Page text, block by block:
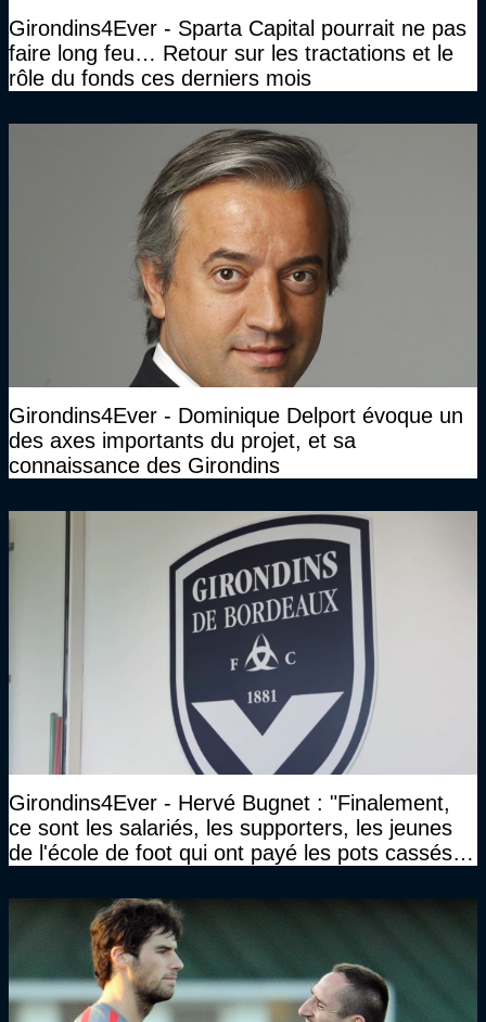
Girondins4Ever - Sparta Capital pourrait ne pas
faire long feu… Retour sur les tractations et le
rôle du fonds ces derniers mois
Girondins4Ever - Dominique Delport évoque un
des axes importants du projet, et sa
connaissance des Girondins
Girondins4Ever - Hervé Bugnet : "Finalement,
ce sont les salariés, les supporters, les jeunes
de l'école de foot qui ont payé les pots cassés